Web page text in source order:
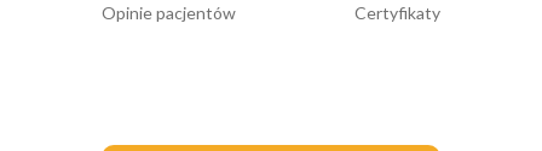
Opinie pacjentów Certyfikaty